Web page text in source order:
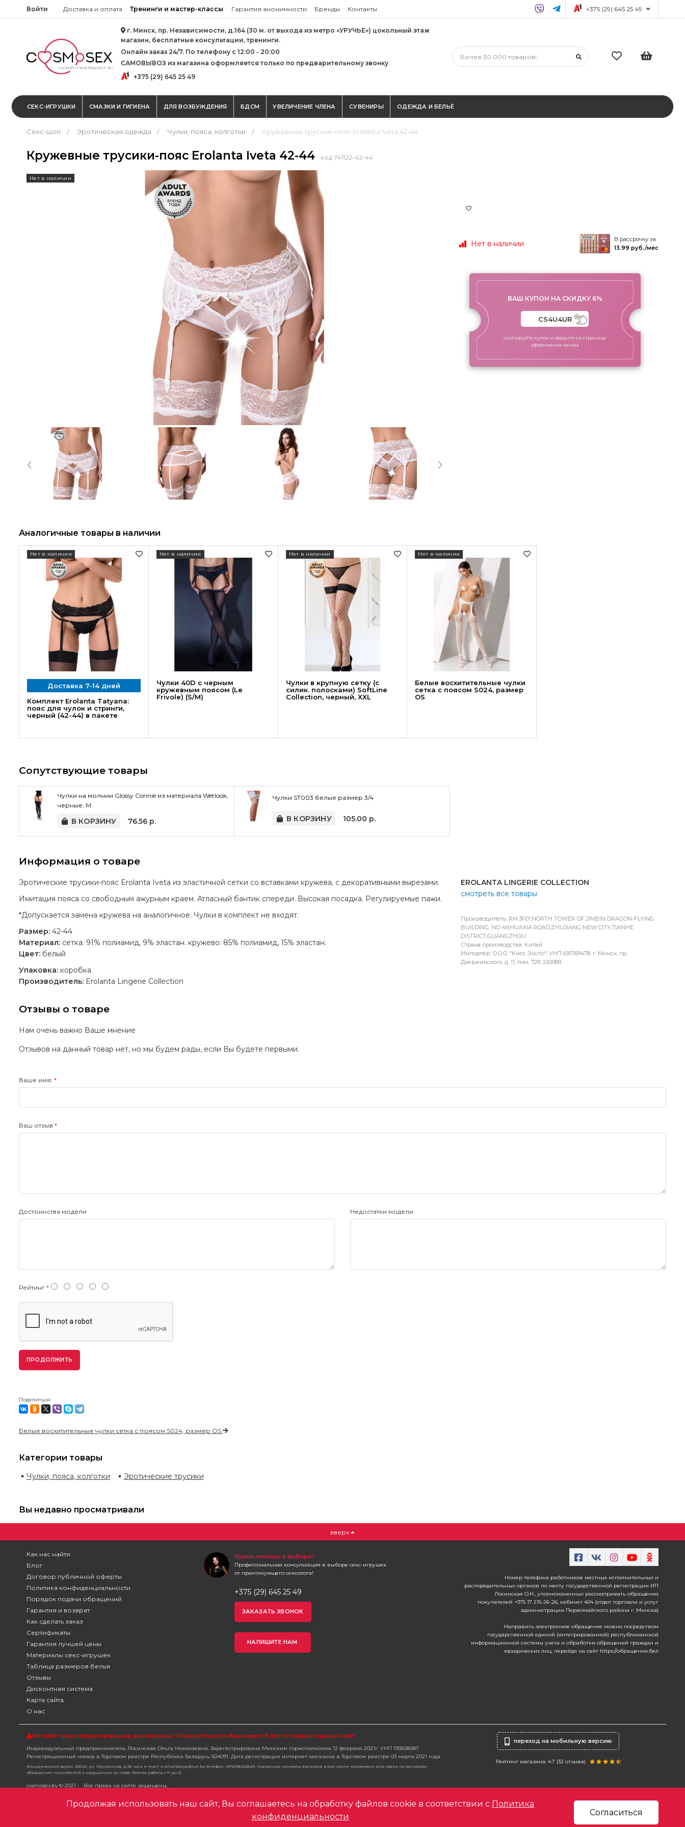
Войти Доставка и оплата Тренинги и мастер-классы Гарантия анонимности Бренды Контакты +375 (29) 645 25 49
г. Минск, пр. Независимости, д.164 (30 м. от выхода из метро «УРУЧЬЕ») цокольный этаж
магазин, бесплатные консультации, тренинги.
Онлайн заказ 24/7. По телефону с 12:00 - 20:00
САМОВЫВОЗ из магазина оформляется только по предварительному звонку
+375 (29) 645 25 49
СЕКС-ИГРУШКИ СМАЗКИ И ГИГИЕНА ДЛЯ ВОЗБУЖДЕНИЯ БДСМ УВЕЛИЧЕНИЕ ЧЛЕНА СУВЕНИРЫ ОДЕЖДА И БЕЛЬЁ
Секс-шоп Эротическая одежда Чулки, пояса, колготки Кружевные трусики-пояс Erolanta Iveta 42-44
Кружевные трусики-пояс Erolanta Iveta 42-44 код 741122-42-44
Нет в наличии
‹ ›
Нет в наличии
В рассрочку за
13.99 руб./мес
ВАШ КУПОН НА СКИДКУ 6%
скопируйте купон и введите на странице
оформления заказа
Аналогичные товары в наличии
Доставка 7-14 дней
Комплект Erolanta Tatyana:
пояс для чулок и стринги,
черный (42-44) в пакете
Нет в наличии
Чулки 40D с черным
кружевным поясом (Le
Frivole) (S/M)
Нет в наличии
Чулки в крупную сетку (с
силик. полосками) SoftLine
Collection, черный, XXL
Нет в наличии
Белые восхитительные чулки
сетка с поясом S024, размер
OS
Нет в наличии
Сопутствующие товары
Чулки на молнии Glossy Connie из материала Wetlook,
черные, M
В КОРЗИНУ 76.56 р.
Чулки ST003 белые размер 3/4
В КОРЗИНУ 105.00 р.
Информация о товаре
Эротические трусики-пояс Erolanta Iveta из эластичной сетки со вставками кружева, с декоративными вырезами.
Имитация пояса со свободным ажурным краем. Атласный бантик спереди. Высокая посадка. Регулируемые пажи.
*Допускается замена кружева на аналогичное. Чулки в комплект не входят.
Размер: 42-44
Материал: сетка: 91% полиамид, 9% эластан. кружево: 85% полиамид, 15% эластан.
Цвет: белый
Упаковка: коробка
Производитель: Erolanta Lingerie Collection
EROLANTA LINGERIE COLLECTION
смотреть все товары
Производитель: RM.3F01,NORTH TOWER OF JINBIN DRAGON-FLYING
BUILDING, NO 49,HUAXIA ROAD,ZHUJIANG NEW CITY,TIANHE
DISTRICT,GUANGZHOU
Страна производства: Китай
Импортёр: ООО "Кисс Экспо", УНП 691769478. г. Минск, пр.
Дзержинского, д. 11, пом. 728. 220089
Отзывы о товаре
Нам очень важно Ваше мнение
Отзывов на данный товар нет, но мы будем рады, если Вы будете первыми.
Ваше имя:
Ваш отзыв
Достоинства модели Недостатки модели
Рейтинг
ПРОДОЛЖИТЬ
Поделиться:
Белые восхитительные чулки сетка с поясом S024, размер OS
Категории товары
Чулки, пояса, колготки Эротические трусики
Вы недавно просматривали
вверх
Как нас найти
Блог
Договор публичной оферты
Политика конфиденциальности
Порядок подачи обращений
Гарантия и возврат
Как сделать заказ
Сертификаты
Гарантия лучшей цены
Материалы секс-игрушек
Таблица размеров белья
Отзывы
Дисконтная система
Карта сайта
О нас
Нужна помощь в выборе?
Профессональная консультация в выборе секс-игрушек
от практикующего сексолога!
+375 (29) 645 25 49
ЗАКАЗАТЬ ЗВОНОК
НАПИШИТЕ НАМ
Номер телефона работников местных исполнительных и
распорядительных органов по месту государственной регистрации ИП
Лосинская О.Н., уполномоченных рассматривать обращения
покупателей: +375 17 215-26-26, кабинет 404 (отдел торговли и услуг
администрации Первомайского района г. Минска)
Направить электронное обращение можно посредством
государственной единой (интегрированной) республиканской
информационной системы учета и обработки обращений граждан и
юридических лиц, перейдя на сайт https://обращения.бел
На сайте присутствуют материалы для взрослых. Пожалуйста, если Вам менее 18 лет, то покиньте данный сайт.
Индивидуальный предприниматель Лосинская Ольга Николаевна. Зарегестрирована Минским горисполкомом 12 февраля 2021г. УНП 193508087.
Регистрационный номер в Торговом реестре Республики Беларусь 504091. Дата регистрации интернет-магазина в Торговом реестре 03 марта 2021 года.
Юридический адрес: 220141, ул. Руссиянова, д.18, кв.4, e-mail: o.smolskaya@tut.by телефон +375296452549. Указанные контакты являются в том числе контактами для связи по вопросам
обращения покупателей о нарушении их прав. Время работы с 11 до 21.
cosmosex.by © 2021 - . Все права на сайте защищены.
переход на мобильную версию
Рейтинг магазина: 4.7 (32 отзыва)
Продолжая использовать наш сайт, Вы соглашаетесь на обработку файлов cookie в соответствии с Политика
конфиденциальности
Согласиться